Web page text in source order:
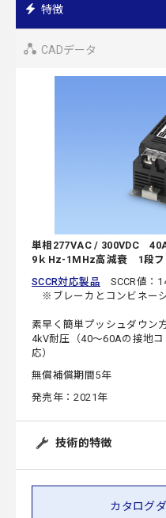
特徴
CADデータ
単相277VAC / 300VDC
9ｋHz-1MHz高減衰 1段フ
SCCR対応製品 SCCR値：
※ブレーカとコンビネー
素早く簡単プッシュダウン
4kV耐圧（40～60Aの接地
応）
無償補償期間5年
発売年：2021年
技術的特徴
カタログ